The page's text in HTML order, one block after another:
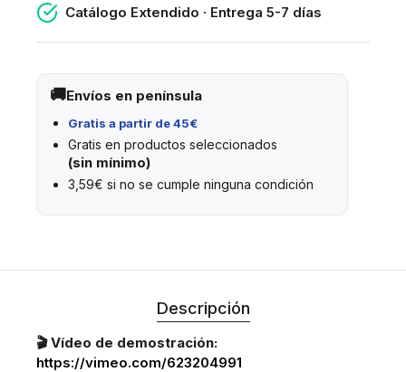
Catálogo Extendido · Entrega 5-7 días
Envíos en península
Gratis a partir de 45€
Gratis en productos seleccionados
(sin mínimo)
3,59€ si no se cumple ninguna condición
Descripción
🎬 Vídeo de demostración:
https://vimeo.com/623204991